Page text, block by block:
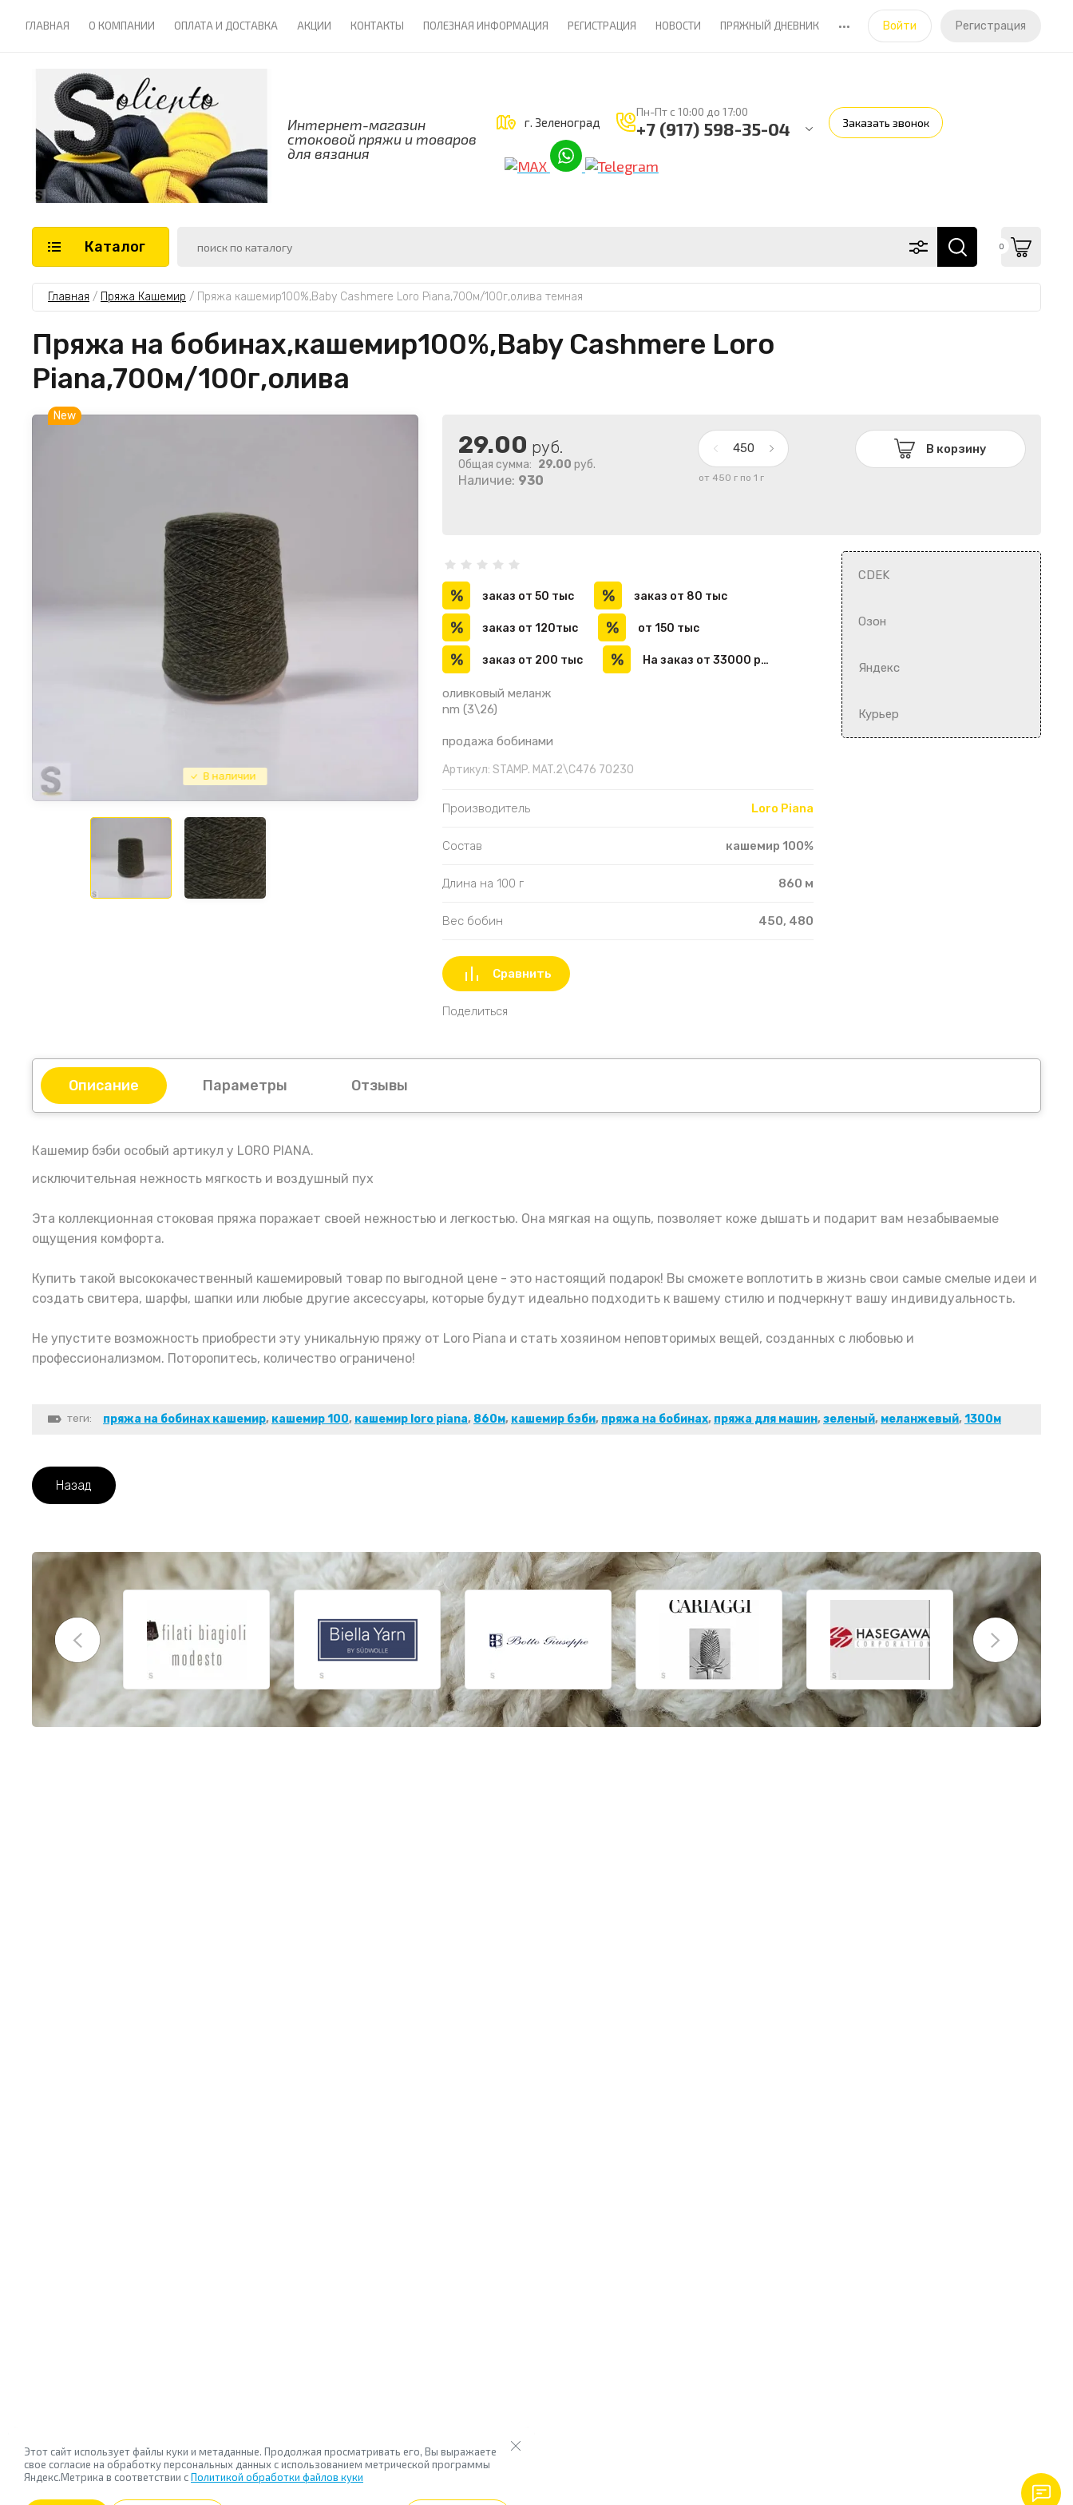
ГЛАВНАЯ О КОМПАНИИ ОПЛАТА И ДОСТАВКА АКЦИИ КОНТАКТЫ ПОЛЕЗНАЯ ИНФОРМАЦИЯ РЕГИСТРАЦИЯ НОВОСТИ ПРЯЖНЫЙ ДНЕВНИК ••• Войти Регистрация
Интернет-магазин
стоковой пряжи и товаров
для вязания
г. Зеленоград
Пн-Пт с 10:00 до 17:00
+7 (917) 598-35-04 Заказать звонок
Каталог 0
Главная / Пряжа Кашемир / Пряжа кашемир100%,Baby Cashmere Loro Piana,700м/100г,олива темная
Пряжа на бобинах,кашемир100%,Baby Cashmere Loro
Piana,700м/100г,олива
В наличии
New
29.00 руб.
Общая сумма: 29.00 руб.
Наличие: 930 от 450 г по 1 г
В корзину
заказ от 50 тыс заказ от 80 тыс
заказ от 120тыс от 150 тыс
заказ от 200 тыс На заказ от 33000 рублей
оливковый меланж
nm (3\26)
продажа бобинами
Артикул: STAMP. MAT.2\C476 70230
Производитель Loro Pianа
Состав кашемир 100%
Длина на 100 г 860 м
Вес бобин 450, 480
Сравнить
Поделиться
CDEK
Озон
Яндекс
Курьер
Описание Параметры Отзывы
Кашемир бэби особый артикул у LORO PIANA.
исключительная нежность мягкость и воздушный пух
Эта коллекционная стоковая пряжа поражает своей нежностью и легкостью. Она мягкая на ощупь, позволяет коже дышать и подарит вам незабываемые
ощущения комфорта.
Купить такой высококачественный кашемировый товар по выгодной цене - это настоящий подарок! Вы сможете воплотить в жизнь свои самые смелые идеи и
создать свитера, шарфы, шапки или любые другие аксессуары, которые будут идеально подходить к вашему стилю и подчеркнут вашу индивидуальность.
Не упустите возможность приобрести эту уникальную пряжу от Loro Piana и стать хозяином неповторимых вещей, созданных с любовью и
профессионализмом. Поторопитесь, количество ограничено!
теги: пряжа на бобинах кашемир, кашемир 100, кашемир loro piana, 860м, кашемир бэби, пряжа на бобинах, пряжа для машин, зеленый, меланжевый, 1300м
Назад
Этот сайт использует файлы куки и метаданные. Продолжая просматривать его, Вы выражаете
свое согласие на обработку персональных данных с использованием метрической программы
Яндекс.Метрика в соответствии сПолитикой обработки файлов куки